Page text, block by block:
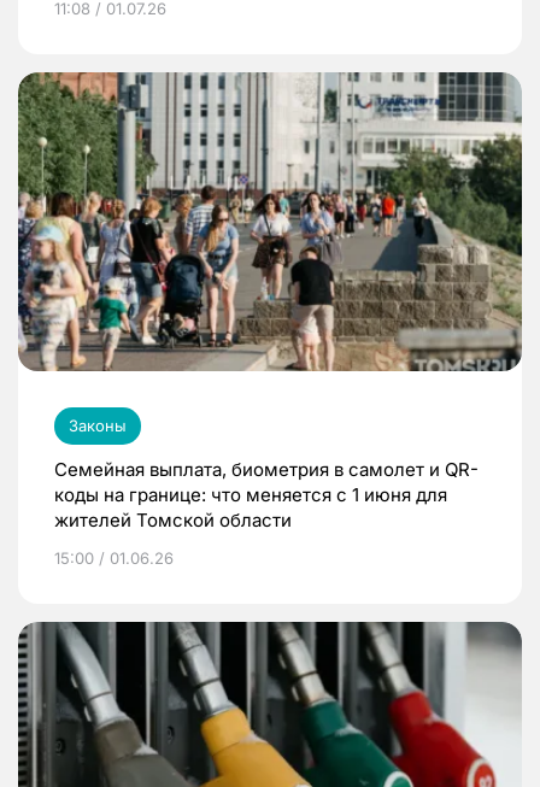
11:08 / 01.07.26
Законы
Семейная выплата, биометрия в самолет и QR-
коды на границе: что меняется с 1 июня для
жителей Томской области
15:00 / 01.06.26